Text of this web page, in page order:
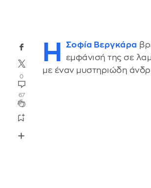
0
67
Η Σοφία Βεργκάρα
εμφάνισή της σε
με έναν μυστηριώδη